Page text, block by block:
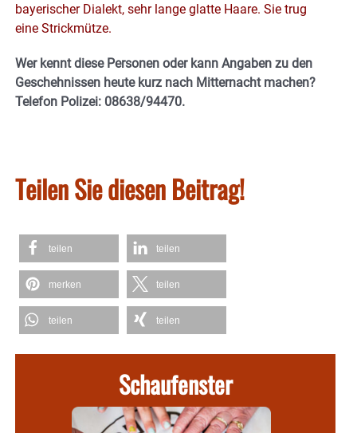
bayerischer Dialekt, sehr lange glatte Haare. Sie trug
eine Strickmütze.
Wer kennt diese Personen oder kann Angaben zu den
Geschehnissen heute kurz nach Mitternacht machen?
Telefon Polizei: 08638/94470.
Teilen Sie diesen Beitrag!
teilen teilen
merken teilen
teilen teilen
Schaufenster